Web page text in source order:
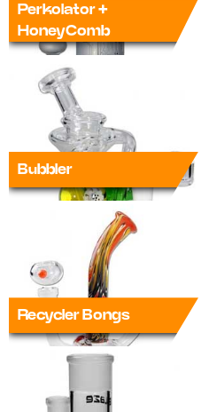
Perkolator +
HoneyComb
Bubbler
Recycler Bongs